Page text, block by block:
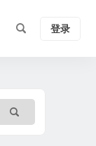
登录